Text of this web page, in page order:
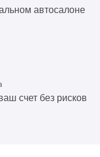
автосалоне
счет без рисков